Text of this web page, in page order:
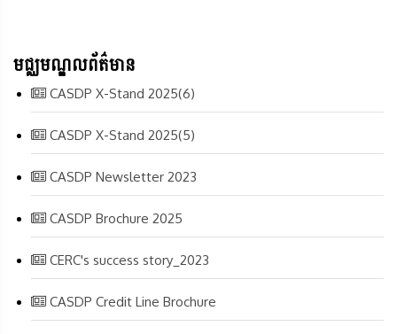
មជ្ឈមណ្ឌលព័ត៌មាន
CASDP X-Stand 2025(6)
CASDP X-Stand 2025(5)
CASDP Newsletter 2023
CASDP Brochure 2025
CERC's success story_2023
CASDP Credit Line Brochure